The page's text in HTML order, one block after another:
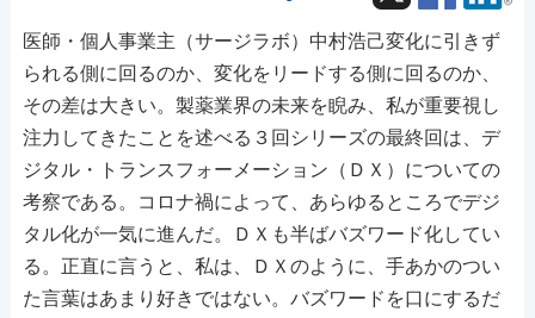
医師・個人事業主（サージラボ）中村浩己変化に引きず
られる側に回るのか、変化をリードする側に回るのか、
その差は大きい。製薬業界の未来を睨み、私が重要視し
注力してきたことを述べる３回シリーズの最終回は、デ
ジタル・トランスフォーメーション（ＤＸ）についての
考察である。コロナ禍によって、あらゆるところでデジ
タル化が一気に進んだ。ＤＸも半ばバズワード化してい
る。正直に言うと、私は、ＤＸのように、手あかのつい
た言葉はあまり好きではない。バズワードを口にするだ